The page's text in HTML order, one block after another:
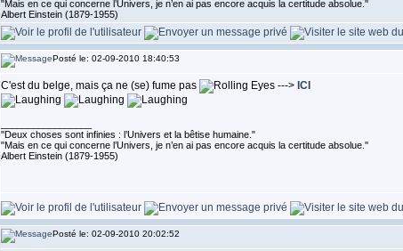
"Mais en ce qui concerne l’Univers, je n’en ai pas encore acquis la certitude absolue.''
Albert Einstein (1879-1955)
Posté le: 02-09-2010 18:40:53
C'est du belge, mais ça ne (se) fume pas ---> ICI
''Deux choses sont infinies : l’Univers et la bêtise humaine."
"Mais en ce qui concerne l’Univers, je n’en ai pas encore acquis la certitude absolue.''
Albert Einstein (1879-1955)
Posté le: 02-09-2010 20:02:52